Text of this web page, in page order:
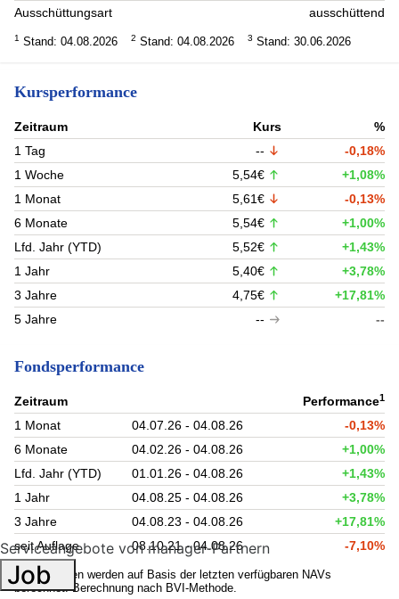
Ausschüttungsart ausschüttend
1 Stand: 04.08.2026 2 Stand: 04.08.2026 3 Stand: 30.06.2026
Kursperformance
Zeitraum Kurs
%
1 Tag
--
-0,18%
1 Woche
5,54€
+1,08%
1 Monat
5,61€
-0,13%
6 Monate
5,54€
+1,00%
Lfd. Jahr (YTD)
5,52€
+1,43%
1 Jahr
5,40€
+3,78%
3 Jahre
4,75€
+17,81%
5 Jahre
-- --
Fondsperformance
Zeitraum Performance1
1 Monat 04.07.26 - 04.08.26
-0,13%
6 Monate
04.02.26 - 04.08.26
+1,00%
Lfd. Jahr (YTD)
01.01.26 - 04.08.26
+1,43%
1 Jahr
04.08.25 - 04.08.26
+3,78%
3 Jahre
04.08.23 - 04.08.26
+17,81%
seit Auflage
08.10.21 - 04.08.26 -7,10%
Kennzahlen werden auf Basis der letzten verfügbaren NAVs
berechnet. Berechnung nach BVI-Methode.
Serviceangebote von manager-Partnern
Job